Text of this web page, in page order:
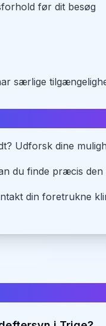
før dit besøg
særlige
Udforsk dine
du finde præcis
din foretrukne